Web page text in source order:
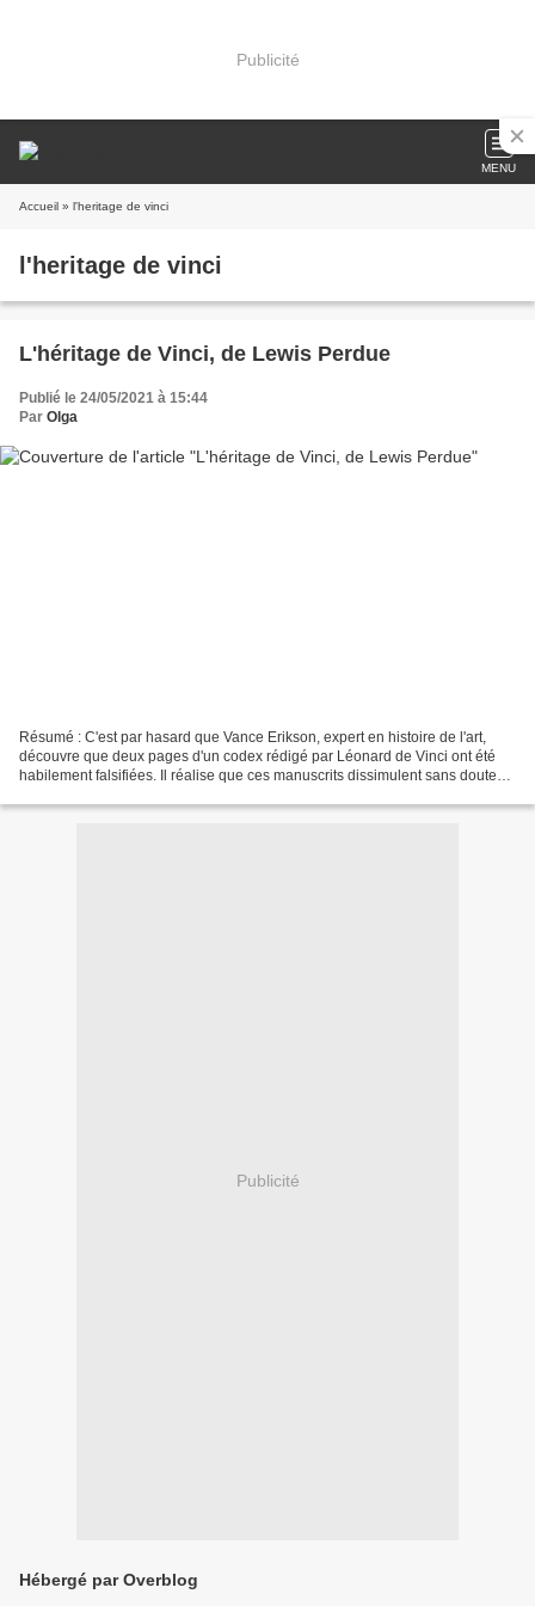
Publicité
MENU
Accueil » l'heritage de vinci
l'heritage de vinci
L'héritage de Vinci, de Lewis Perdue
Publié le 24/05/2021 à 15:44
Par Olga
Résumé : C'est par hasard que Vance Erikson, expert en histoire de l'art,
découvre que deux pages d'un codex rédigé par Léonard de Vinci ont été
habilement falsifiées. Il réalise que ces manuscrits dissimulent sans doute
Publicité
Hébergé par Overblog